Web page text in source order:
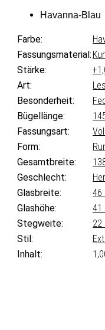
Havanna-Blau
Farbe:
Fassungsmaterial:
Stärke:
Art:
Besonderheit:
Bügellänge:
Fassungsart:
Form:
Gesamtbreite:
Geschlecht:
Glasbreite:
46
Glashöhe:
41
Stegweite:
22
Stil:
Inhalt: